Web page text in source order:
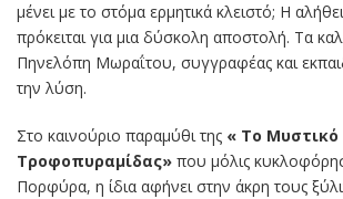
μένει με το στόμα ερμητικά κλειστό; Η
πρόκειται για μια δύσκολη αποστολή. Τα
Πηνελόπη Μωραΐτου, συγγραφέας και
την λύση.
Στο καινούριο παραμύθι της « Το Μυστικό
Τροφοπυραμίδας» που μόλις
Πορφύρα, η ίδια αφήνει στην άκρη τους